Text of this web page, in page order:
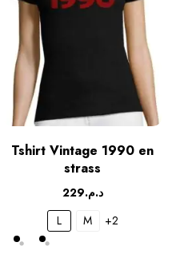
Tshirt Vintage 1990 en
strass
د.م.229
L
M +2